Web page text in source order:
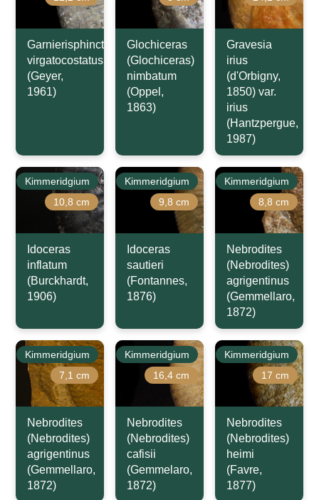
Garnierisphinctes
virgatocostatus
(Geyer,
1961)
Glochiceras
(Glochiceras)
nimbatum
(Oppel,
1863)
Gravesia
irius
(d'Orbigny,
1850) var.
irius
(Hantzpergue,
1987)
Kimmeridgium
10,8 cm
Idoceras
inflatum
(Burckhardt,
1906)
Kimmeridgium
9,8 cm
Idoceras
sautieri
(Fontannes,
1876)
Kimmeridgium
8,8 cm
Nebrodites
(Nebrodites)
agrigentinus
(Gemmellaro,
1872)
Kimmeridgium
7,1 cm
Nebrodites
(Nebrodites)
agrigentinus
(Gemmellaro,
1872)
Kimmeridgium
16,4 cm
Nebrodites
(Nebrodites)
cafisii
(Gemmelaro,
1872)
Kimmeridgium
17 cm
Nebrodites
(Nebrodites)
heimi
(Favre,
1877)